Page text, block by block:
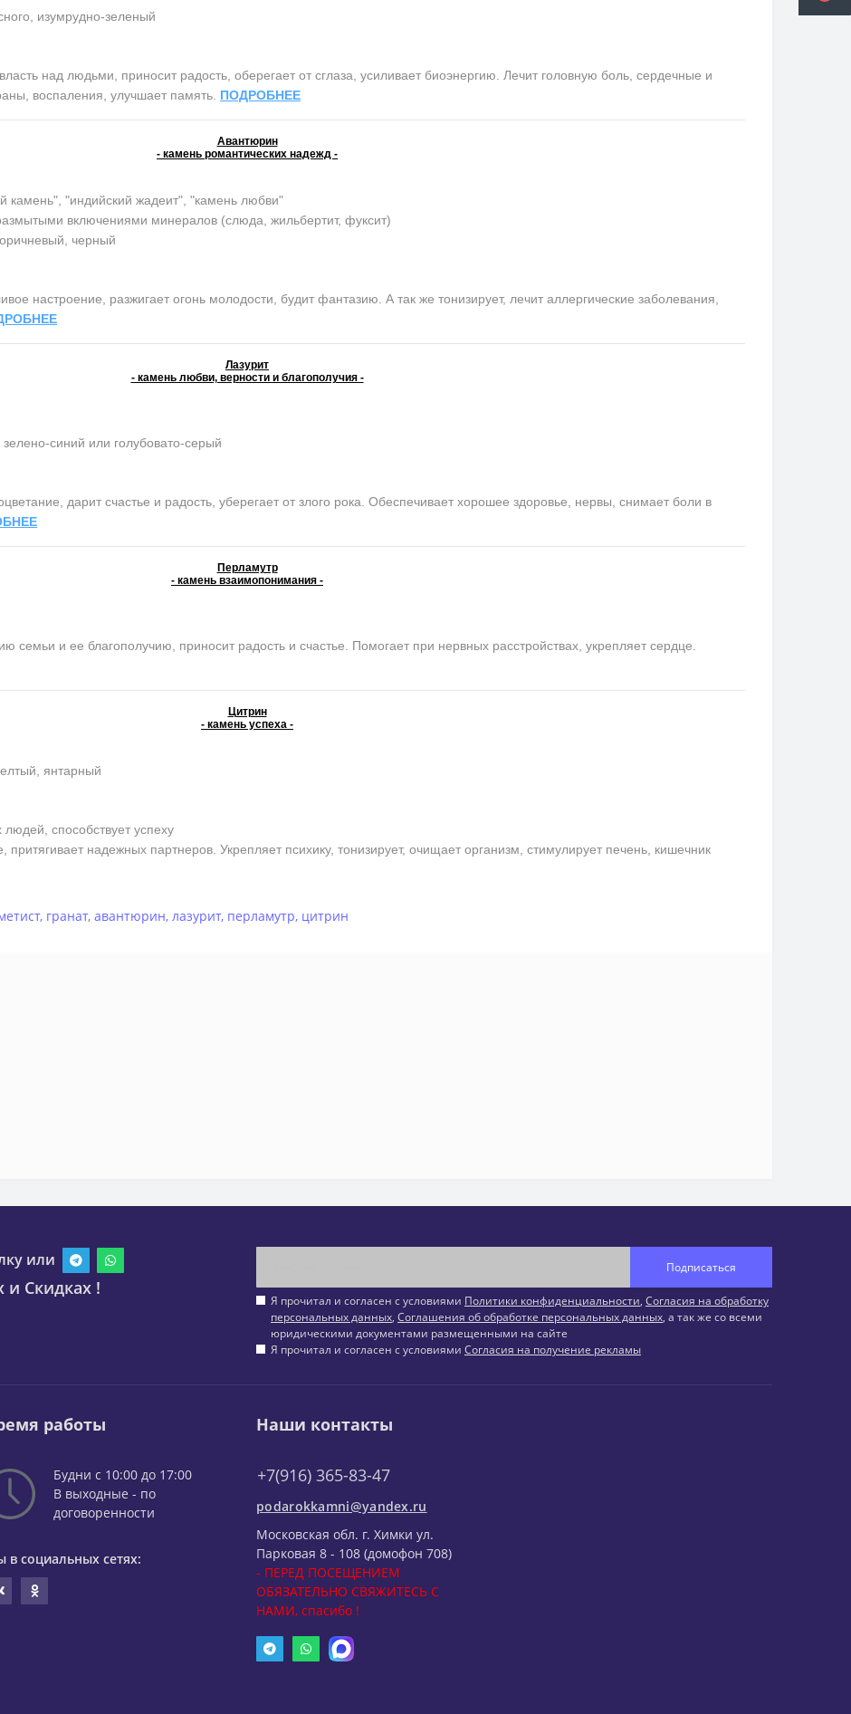
изумрудно-зеленый
над людьми, приносит радость, оберегает от сглаза, усиливает биоэнергию. Лечит головную боль, сердечные и
воспаления, улучшает память. ПОДРОБНЕЕ
Авантюрин
- камень романтических надежд -
камень", "индийский жадеит", "камень любви"
включениями минералов (слюда, жильбертит, фуксит)
черный
настроение, разжигает огонь молодости, будит фантазию. А так же тонизирует, лечит аллергические заболевания,
Лазурит
- камень любви, верности и благополучия -
синий или голубовато-серый
дарит счастье и радость, уберегает от злого рока. Обеспечивает хорошее здоровье, нервы, снимает боли в
Перламутр
- камень взаимопонимания -
семьи и ее благополучию, приносит радость и счастье. Помогает при нервных расстройствах, укрепляет сердце.
Цитрин
- камень успеха -
янтарный
способствует успеху
надежных партнеров. Укрепляет психику, тонизирует, очищает организм, стимулирует печень, кишечник
, гранат, авантюрин, лазурит, перламутр, цитрин
или
Скидках !
Подписаться
Я прочитал и согласен с условиями Политики конфиденциальности, Согласия на обработку
персональных данных, Соглашения об обработке персональных данных, а так же со всеми
юридическими документами размещенными на сайте
Я прочитал и согласен с условиями Согласия на получение рекламы
работы
Будни с 10:00 до 17:00
В выходные - по
договоренности
в социальных сетях:
Наши контакты
+7(916) 365-83-47
podarokkamni@yandex.ru
Московская обл. г. Химки ул.
Парковая 8 - 108 (домофон 708)
- ПЕРЕД ПОСЕЩЕНИЕМ
ОБЯЗАТЕЛЬНО СВЯЖИТЕСЬ С
НАМИ, спасибо !